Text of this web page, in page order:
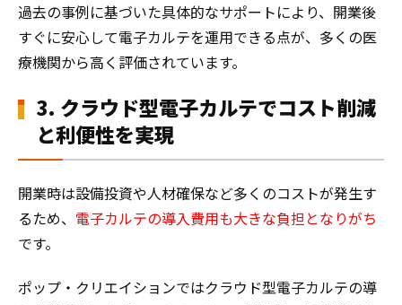
過去の事例に基づいた具体的なサポートにより、開業後
すぐに安心して電子カルテを運用できる点が、多くの医
療機関から高く評価されています。
3. クラウド型電子カルテでコスト削減
と利便性を実現
開業時は設備投資や人材確保など多くのコストが発生す
るため、 電子カルテの導入費用も大きな負担となりがち
です。
ポップ・クリエイションではクラウド型電子カルテの導